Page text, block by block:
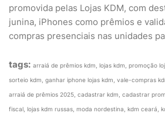
promovida pelas Lojas KDM, com
junina, iPhones como prêmios e
compras presenciais nas unidades
tags: arraiá de prêmios kdm, lojas kdm, promoção
sorteio kdm, ganhar iphone lojas kdm, vale-compras
arraiá de prêmios 2025, cadastrar kdm, cadastrar
fiscal, lojas kdm russas, moda nordestina, kdm ceará,